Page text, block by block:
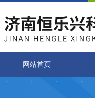
网站首页